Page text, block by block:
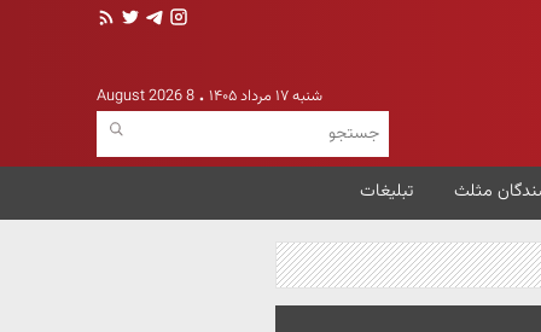
شنبه ۱۷ مرداد ۱۴۰۵ 8 August 2026
مثلث تبلیغات